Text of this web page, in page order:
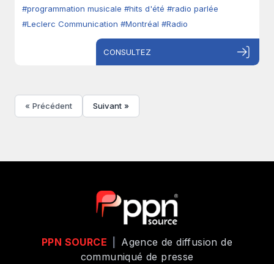
#programmation musicale #hits d'été #radio parlée
#Leclerc Communication #Montréal #Radio
CONSULTEZ
« Précédent Suivant »
PPN SOURCE
Agence de diffusion de
communiqué de presse